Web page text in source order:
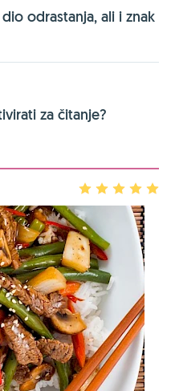
odrastanja, ali i znak
za čitanje?
2 3 4